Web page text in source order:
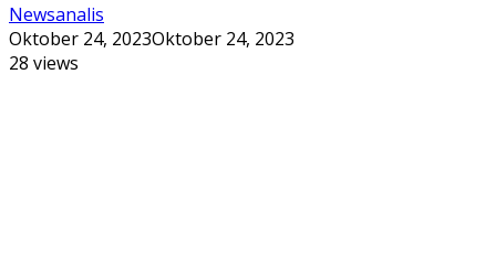
Newsanalis
Oktober 24, 2023Oktober 24, 2023
28 views